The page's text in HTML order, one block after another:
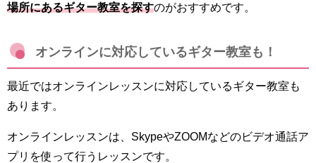
場所にあるギター教室を探すのがおすすめです。
オンラインに対応しているギター教室も！
最近ではオンラインレッスンに対応しているギター教室も
あります。
オンラインレッスンは、SkypeやZOOMなどのビデオ通話ア
プリを使って行うレッスンです。